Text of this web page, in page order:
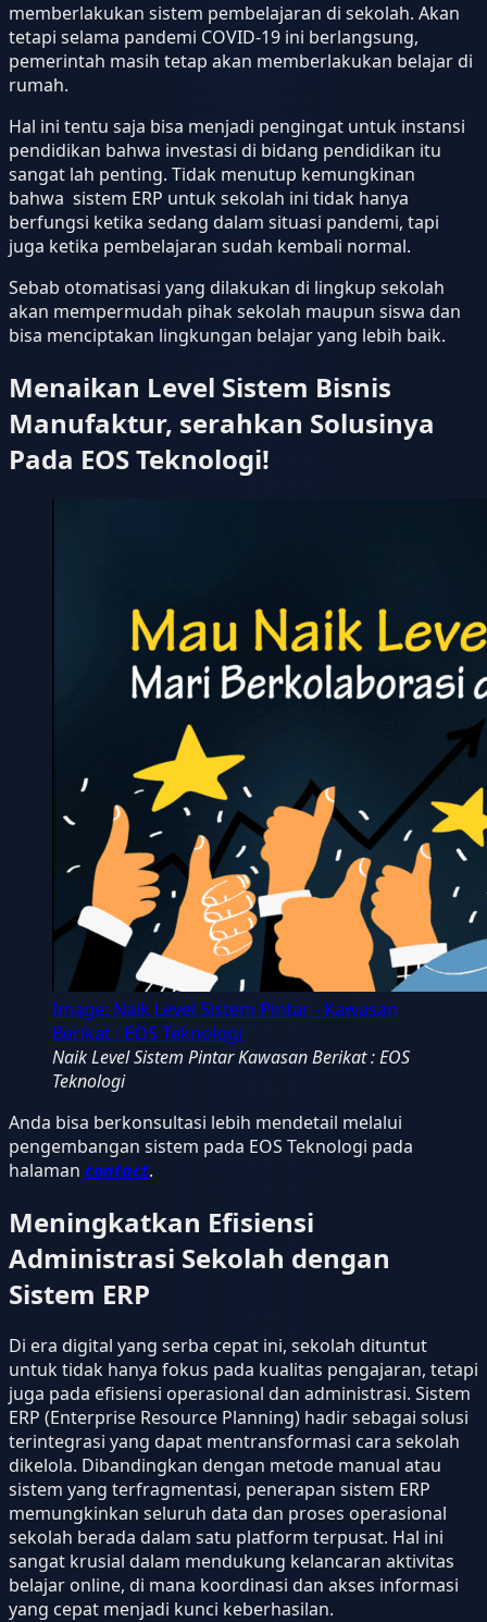
memberlakukan sistem pembelajaran di sekolah. Akan
tetapi selama pandemi COVID-19 ini berlangsung,
pemerintah masih tetap akan memberlakukan belajar di
rumah.
Hal ini tentu saja bisa menjadi pengingat untuk instansi
pendidikan bahwa investasi di bidang pendidikan itu
sangat lah penting. Tidak menutup kemungkinan
bahwa sistem ERP untuk sekolah ini tidak hanya
berfungsi ketika sedang dalam situasi pandemi, tapi
juga ketika pembelajaran sudah kembali normal.
Sebab otomatisasi yang dilakukan di lingkup sekolah
akan mempermudah pihak sekolah maupun siswa dan
bisa menciptakan lingkungan belajar yang lebih baik.
Menaikan Level Sistem Bisnis
Manufaktur, serahkan Solusinya
Pada EOS Teknologi!
Image: Naik Level Sistem Pintar - Kawasan
Berikat : EOS Teknologi
Naik Level Sistem Pintar Kawasan Berikat : EOS
Teknologi
Anda bisa berkonsultasi lebih mendetail melalui
pengembangan sistem pada EOS Teknologi pada
halaman contact.
Meningkatkan Efisiensi
Administrasi Sekolah dengan
Sistem ERP
Di era digital yang serba cepat ini, sekolah dituntut
untuk tidak hanya fokus pada kualitas pengajaran, tetapi
juga pada efisiensi operasional dan administrasi. Sistem
ERP (Enterprise Resource Planning) hadir sebagai solusi
terintegrasi yang dapat mentransformasi cara sekolah
dikelola. Dibandingkan dengan metode manual atau
sistem yang terfragmentasi, penerapan sistem ERP
memungkinkan seluruh data dan proses operasional
sekolah berada dalam satu platform terpusat. Hal ini
sangat krusial dalam mendukung kelancaran aktivitas
belajar online, di mana koordinasi dan akses informasi
yang cepat menjadi kunci keberhasilan.